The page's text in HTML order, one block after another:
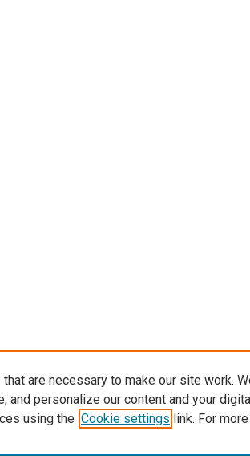
are necessary to make our site work.
and personalize our content and your
using the Cookie settings link. For